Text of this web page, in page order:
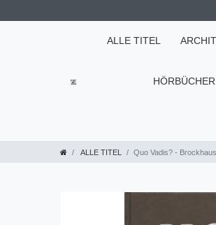
ALLE TITEL
HÖRBÜCHER
ALLE TITEL Quo Vadis? -